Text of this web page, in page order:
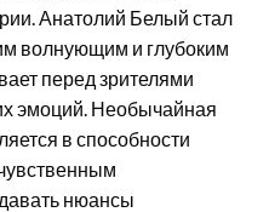
Анатолий Белый стал
волнующим и глубоким
перед зрителями
эмоций. Необычайная
в способности
нюансы